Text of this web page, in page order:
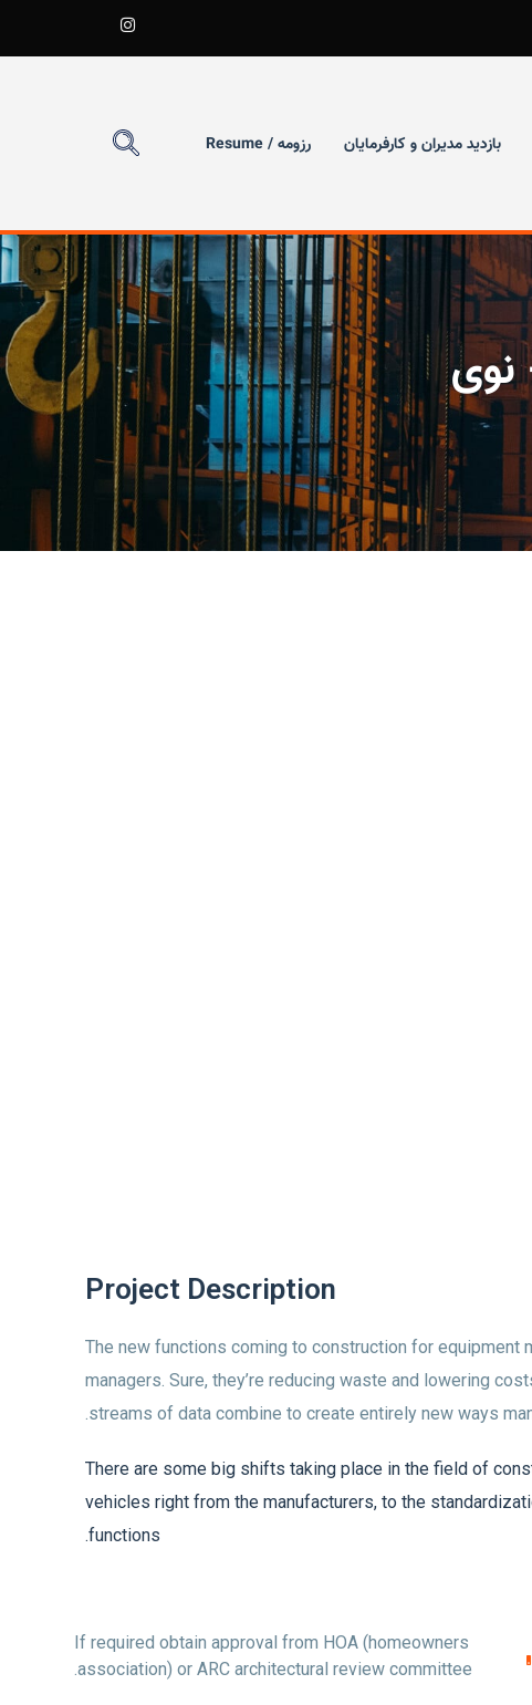
بازدید مدیران و کارفرمایان رزومه / Resume
Project Description
The new functions coming to construction for
managers. Sure, they’re reducing waste and lowering
streams of data combine to create entirely new ways
There are some big shifts taking place in the field of
vehicles right from the manufacturers, to the
functions.
If required obtain approval from HOA (homeowners
association) or ARC architectural review committee.